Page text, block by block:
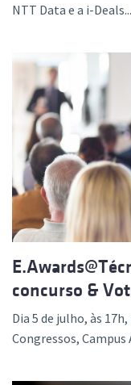
NTT Data e a i-
concurso &
Dia 5 de julho, às
Congressos, Campus